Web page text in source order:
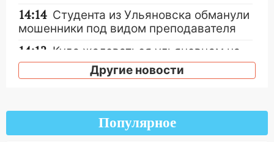
14:14 Студента из Ульяновска обманули
мошенники под видом преподавателя
14:12 Куда жаловаться ульяновцам на
упавшее дерево или затопленную улицу
после непогоды
ветром сорвало опалубку со
строящегося дома
Другие новости
Популярное